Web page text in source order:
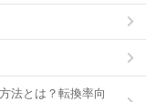
法とは？転換率向